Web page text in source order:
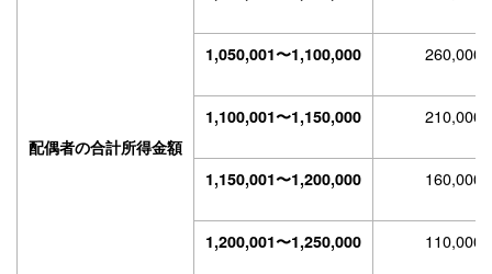
配偶者の合計所得金額
1,050,001〜1,100,000 260,000
1,100,001〜1,150,000 210,000
1,150,001〜1,200,000 160,000
1,200,001〜1,250,000 110,000